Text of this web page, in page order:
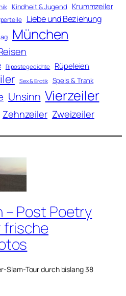
Kindheit & Jugend Krummzeiler
Liebe und Beziehung
München
Ripostegedichte Rüpeleien
Sex & Erotik Speis & Trank
Unsinn Vierzeiler
Zehnzeiler Zweizeiler
– Post Poetry
frische
Slam-Tour durch bislang 38